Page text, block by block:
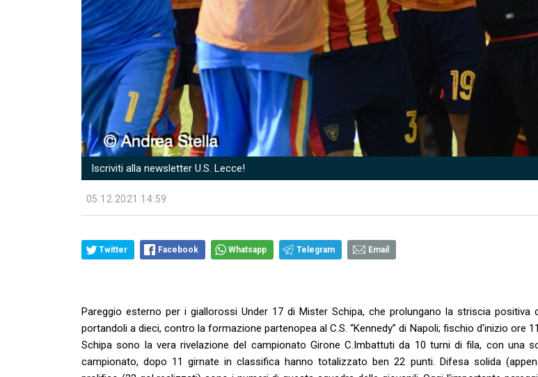
Iscriviti alla newsletter U.S. Lecce!
05.12.2021 14:59
Twitter Facebook Whatsapp Telegram Email
Pareggio esterno per i giallorossi Under 17 di Mister Schipa, che prolungano la striscia positiva
portandoli a dieci, contro la formazione partenopea al C.S. “Kennedy” di Napoli; fischio d'inizio ore
Schipa sono la vera rivelazione del campionato Girone C.Imbattuti da 10 turni di fila, con una
campionato, dopo 11 girnate in classifica hanno totalizzato ben 22 punti. Difesa solida